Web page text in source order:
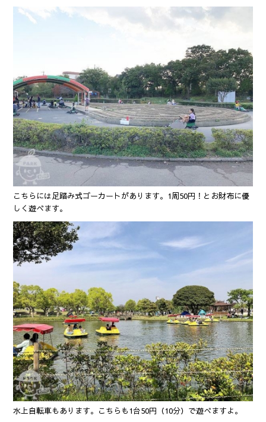
こちらには足踏み式ゴーカートがあります。1周50円！とお財布に優
しく遊べます。
水上自転車もあります。こちらも1台50円（10分）で遊べますよ。